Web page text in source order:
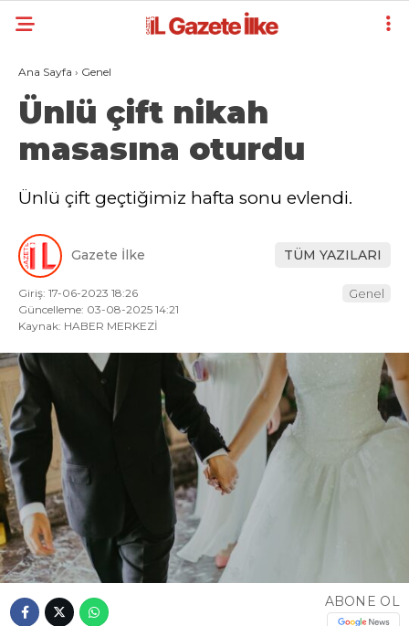
Ana Sayfa › Genel
Ünlü çift nikah
masasına oturdu
Ünlü çift geçtiğimiz hafta sonu evlendi.
Gazete İlke TÜM YAZILARI
Giriş: 17-06-2023 18:26
Güncelleme: 03-08-2025 14:21
Kaynak: HABER MERKEZİ
Genel
ABONE OL